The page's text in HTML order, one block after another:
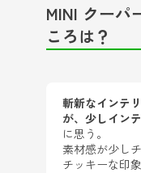
MINI クーパ
ころは？
斬新なインテ
が、少しイン
に思う。
素材感が少し
チッキーな印